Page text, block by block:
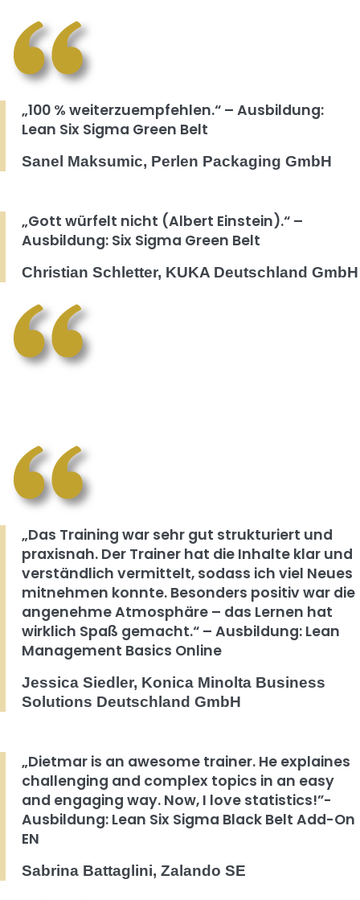
„100 % weiterzuempfehlen.“ – Ausbildung:
Lean Six Sigma Green Belt
Sanel Maksumic, Perlen Packaging GmbH
„Gott würfelt nicht (Albert Einstein).“ –
Ausbildung: Six Sigma Green Belt
Christian Schletter, KUKA Deutschland GmbH
„Das Training war sehr gut strukturiert und
praxisnah. Der Trainer hat die Inhalte klar und
verständlich vermittelt, sodass ich viel Neues
mitnehmen konnte. Besonders positiv war die
angenehme Atmosphäre – das Lernen hat
wirklich Spaß gemacht.“ – Ausbildung: Lean
Management Basics Online
Jessica Siedler, Konica Minolta Business
Solutions Deutschland GmbH
„Dietmar is an awesome trainer. He explaines
challenging and complex topics in an easy
and engaging way. Now, I love statistics!”-
Ausbildung: Lean Six Sigma Black Belt Add-On
EN
Sabrina Battaglini, Zalando SE